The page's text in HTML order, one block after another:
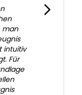
man
intuitiv
Für